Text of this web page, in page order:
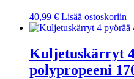
40,99 € Lisää ostoskoriin
Kuljetuskärryt
polypropeeni